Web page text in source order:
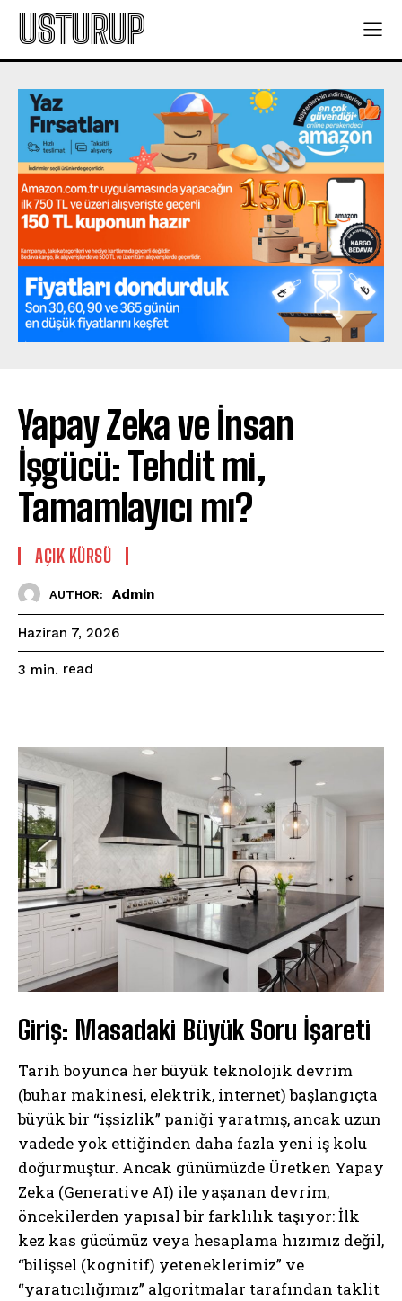
USTURUP
Yapay Zeka ve İnsan
İşgücü: Tehdit mi,
Tamamlayıcı mı?
AÇIK KÜRSÜ
AUTHOR: Admin
Haziran 7, 2026
3 min. read
Giriş: Masadaki Büyük Soru İşareti
Tarih boyunca her büyük teknolojik devrim
(buhar makinesi, elektrik, internet) başlangıçta
büyük bir “işsizlik” paniği yaratmış, ancak uzun
vadede yok ettiğinden daha fazla yeni iş kolu
doğurmuştur. Ancak günümüzde Üretken Yapay
Zeka (Generative AI) ile yaşanan devrim,
öncekilerden yapısal bir farklılık taşıyor: İlk
kez kas gücümüz veya hesaplama hızımız değil,
“bilişsel (kognitif) yeteneklerimiz” ve
“yaratıcılığımız” algoritmalar tarafından taklit